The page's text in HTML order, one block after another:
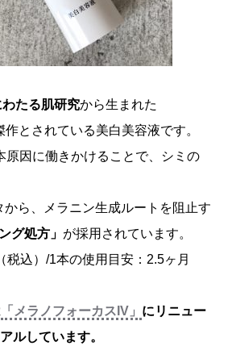
たる肌研究から生まれた
作とされている美白美容液です。
原因に働きかけることで、シミの
ら、メラニン生成ルートを阻止す
グ処方」 が採用されています。
込）/1本の使用目安：2.5ヶ月
「メラノフォーカスIV」 にリニュー
アルしています。